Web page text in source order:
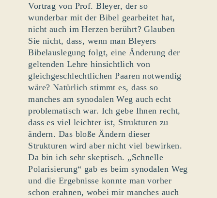
Vortrag von Prof. Bleyer, der so
wunderbar mit der Bibel gearbeitet hat,
nicht auch im Herzen berührt? Glauben
Sie nicht, dass, wenn man Bleyers
Bibelauslegung folgt, eine Änderung der
geltenden Lehre hinsichtlich von
gleichgeschlechtlichen Paaren notwendig
wäre? Natürlich stimmt es, dass so
manches am synodalen Weg auch echt
problematisch war. Ich gebe Ihnen recht,
dass es viel leichter ist, Strukturen zu
ändern. Das bloße Ändern dieser
Strukturen wird aber nicht viel bewirken.
Da bin ich sehr skeptisch. „Schnelle
Polarisierung“ gab es beim synodalen Weg
und die Ergebnisse konnte man vorher
schon erahnen, wobei mir manches auch